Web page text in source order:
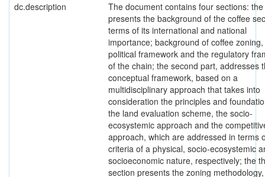
dc.description
The document contains four sections:
presents the background of the coffee
terms of its international and national
importance; background of coffee
political framework and the regulatory
of the chain; the second part, addresses
conceptual framework, based on a
multidisciplinary approach that takes into
consideration the principles and
the land evaluation scheme, the socio-
ecosystemic approach and the
approach, which are addressed in terms
criteria of a physical, socio-ecosystemic
socioeconomic nature, respectively; the
section presents the zoning